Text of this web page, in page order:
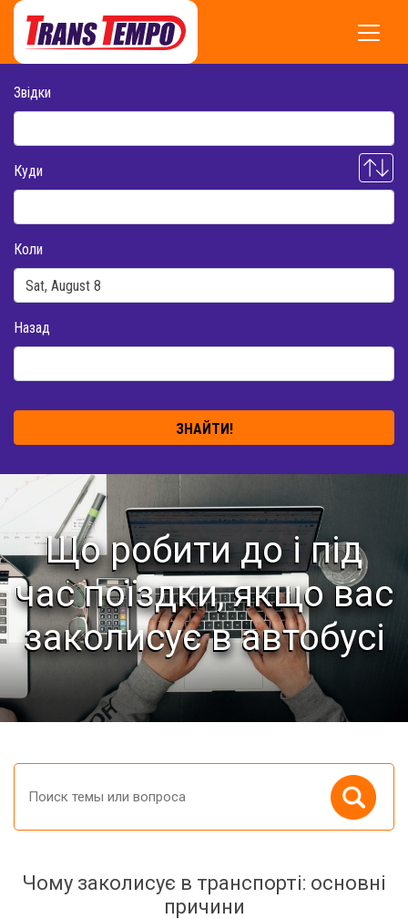
Звідки
Куди
Коли
Назад
ЗНАЙТИ!
Що робити до і під
час поїздки, якщо вас
заколисує в автобусі
Чому заколисує в транспорті: основні
причини